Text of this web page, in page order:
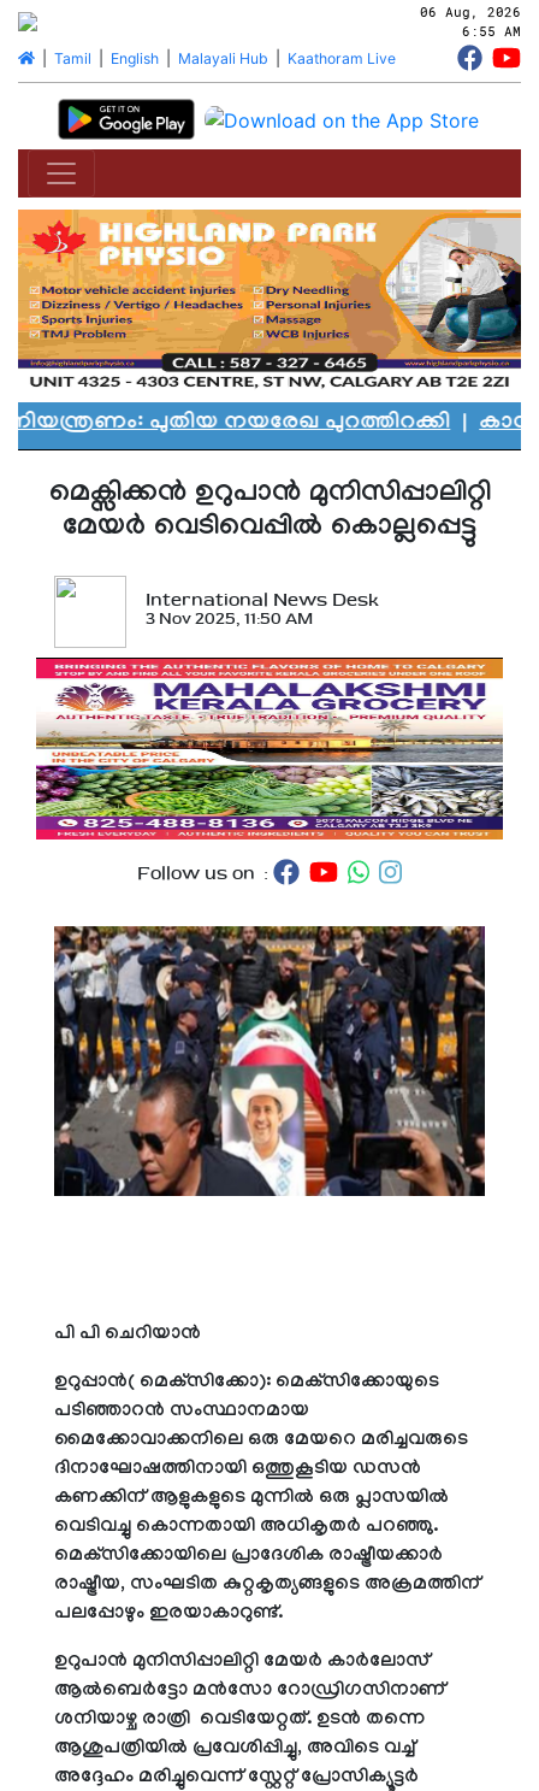
06 Aug, 2026
6:55 AM
| Tamil English| Malayali Hub Kaathoram Live
പുതിയ നയരേഖ പുറത്തിറക്കി|കാനഡയെ
മെക്സിക്കന്‍ ഉറുപാന്‍ മുനിസിപ്പാലിറ്റി
മേയര്‍ വെടിവെപ്പില്‍ കൊല്ലപ്പെട്ടു
International News Desk
3 Nov 2025, 11:50 AM
Follow us on :
പി പി ചെറിയാന്‍
ഉറുപ്പാന്‍( മെക്‌സിക്കോ): മെക്‌സിക്കോയുടെ
പടിഞ്ഞാറന്‍ സംസ്ഥാനമായ
മൈക്കോവാക്കനിലെ ഒരു മേയറെ മരിച്ചവരുടെ
ദിനാഘോഷത്തിനായി ഒത്തുകൂടിയ ഡസന്‍
കണക്കിന് ആളുകളുടെ മുന്നില്‍ ഒരു പ്ലാസയില്‍
വെടിവച്ചു കൊന്നതായി അധികൃതര്‍ പറഞ്ഞു.
മെക്‌സിക്കോയിലെ പ്രാദേശിക രാഷ്ട്രീയക്കാര്‍
രാഷ്ട്രീയ, സംഘടിത കുറ്റകൃത്യങ്ങളുടെ അക്രമത്തിന്
പലപ്പോഴും ഇരയാകാറുണ്ട്.
ഉറുപാന്‍ മുനിസിപ്പാലിറ്റി മേയര്‍ കാര്‍ലോസ്
ആല്‍ബെര്‍ട്ടോ മന്‍സോ റോഡ്രിഗസിനാണ്
ശനിയാഴ്ച രാത്രി വെടിയേറ്റത്. ഉടന്‍ തന്നെ
ആശുപത്രിയില്‍ പ്രവേശിപ്പിച്ചു, അവിടെ വച്ച്
അദ്ദേഹം മരിച്ചുവെന്ന് സ്റ്റേറ്റ് പ്രോസിക്യൂട്ടര്‍